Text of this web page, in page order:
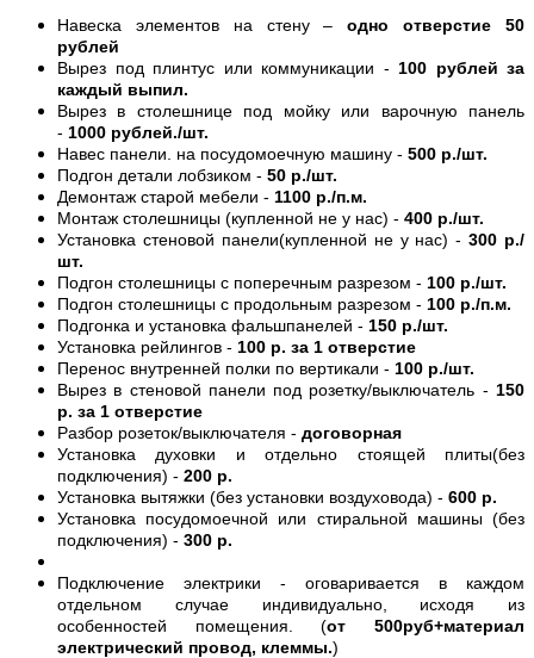
Навеска элементов на стену –одно отверстие 50
рублей
Вырез под плинтус или коммуникации - 100 рублей за
каждый выпил.
Вырез в столешнице под мойку или варочную панель
- 1000 рублей./шт.
Навес панели. на посудомоечную машину - 500 р./шт.
Подгон детали лобзиком - 50 р./шт.
Демонтаж старой мебели - 1100 р./п.м.
Монтаж столешницы (купленной не у нас) - 400 р./шт.
Установка стеновой панели(купленной не у нас) -300 р./
шт.
Подгон столешницы с поперечным разрезом - 100 р./шт.
Подгон столешницы с продольным разрезом - 100 р./п.м.
Подгонка и установка фальшпанелей - 150 р./шт.
Установка рейлингов - 100 р. за 1 отверстие
Перенос внутренней полки по вертикали - 100 р./шт.
Вырез в стеновой панели под розетку/выключатель - 150
р. за 1 отверстие
Разбор розеток/выключателя - договорная
Установка духовки и отдельно стоящей плиты(без
подключения) - 200 р.
Установка вытяжки (без установки воздуховода) - 600 р.
Установка посудомоечной или стиральной машины (без
подключения) - 300 р.
Подключение электрики - оговаривается в каждом
отдельном случае индивидуально, исходя из
особенностей помещения. (от 500руб+материал
электрический провод, клеммы.)